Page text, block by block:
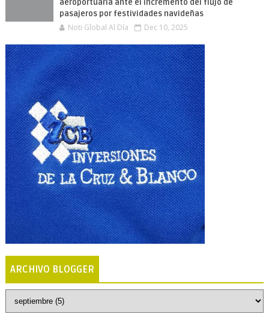
aeroportuaria ante el incremento del flujo de
pasajeros por festividades navideñas
Noti Global Al Día Dec 10, 2025
ARCHIVO BLOGGER